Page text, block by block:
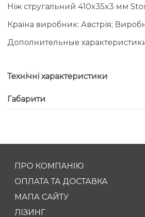
Ніж стругальний 410x35x3 мм
Країна виробник: Австрія;
Дополнительные
Технічні характеристики
Габарити
ПРО КОМПАНІЮ
ОПЛАТА ТА ДОСТАВКА
МАПА САЙТУ
ЛІЗИНГ